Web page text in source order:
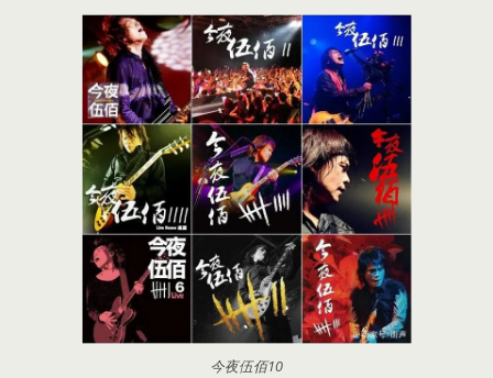
今夜伍佰10